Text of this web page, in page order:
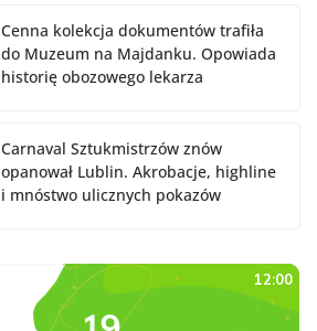
Cenna kolekcja dokumentów trafiła
do Muzeum na Majdanku. Opowiada
historię obozowego lekarza
Carnaval Sztukmistrzów znów
opanował Lublin. Akrobacje, highline
i mnóstwo ulicznych pokazów